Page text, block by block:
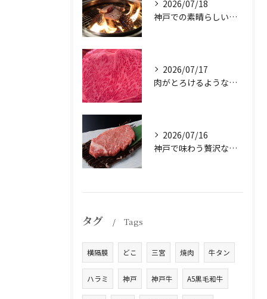
2026/07/18
神戸での素晴らしい体験をお探しですか？
2026/07/17
肉がとろけるような味わいを体験したことはありますか？
2026/07/16
神戸で味わう贅沢なひとときを。
タグ Tags
横隔膜 どこ 三宮 焼肉 牛タン
ハラミ 神戸 神戸牛 A5黒毛和牛